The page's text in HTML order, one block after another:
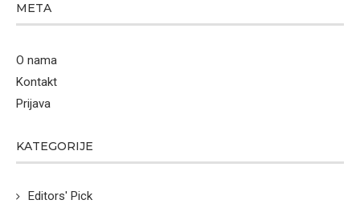
META
O nama
Kontakt
Prijava
KATEGORIJE
Editors' Pick